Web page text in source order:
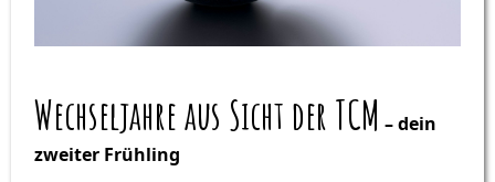
Wechseljahre aus Sicht der TCM – dein
zweiter Frühling